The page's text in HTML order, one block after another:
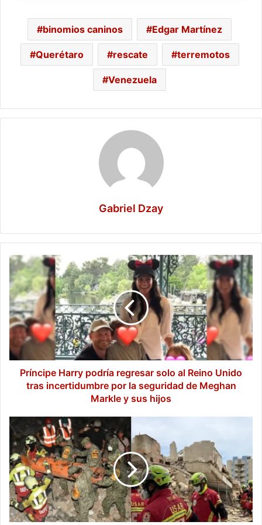
binomios caninos Edgar Martínez
Querétaro rescate terremotos
Venezuela
Gabriel Dzay
Príncipe
Harry
podría
regresar
solo
al
Reino
Unido
tras
incertidumbre
Meghan
Markle
y
sus
hijos
Príncipe Harry podría regresar solo al Reino Unido
tras incertidumbre por la seguridad de Meghan
Markle y sus hijos
Suman
al
menos
mil
400
fallecimientos
en
Venezuela,
intensifican